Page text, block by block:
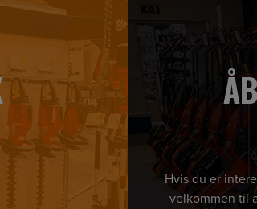
Hvis du er
velkommen til